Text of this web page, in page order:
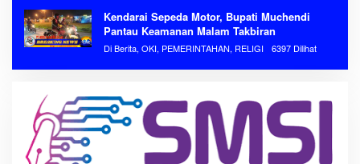
Kendarai Sepeda Motor, Bupati Muchendi
Pantau Keamanan Malam Takbiran
Di Berita, OKI, PEMERINTAHAN, RELIGI 6397 Dilihat